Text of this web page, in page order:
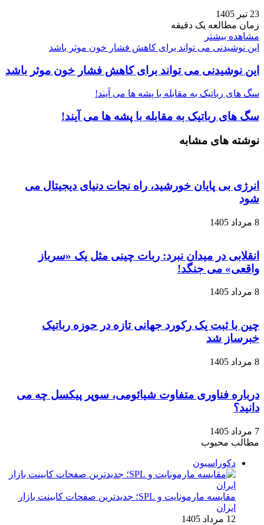
23 تیر 1405
زمان مطالعه یک دقیقه
مشاهده بیشتر
این نوشیدنی می تواند برای کاهش فشار خون موثر باشد
این نوشیدنی می تواند برای کاهش فشار خون موثر باشد
سگ‌ های رباتیک به مقابله با پشه‌ ها می آیند!
سگ‌ های رباتیک به مقابله با پشه‌ ها می آیند!
نوشته های مشابه
انرژی بی‌ پایان خورشید، راه نجات دنیای دیجیتال می
شود
8 مرداد 1405
انقلابی در میدان نبرد: ربات چینی مثل یک «سرباز
واقعی» می‌ جنگد!
8 مرداد 1405
چین با ثبت یک رکورد جهانی تازه در حوزه رباتیک
خبرساز شد
8 مرداد 1405
درباره فناوری متفاوت شیائومی، سوپر پیکسل چه می
دانید؟
7 مرداد 1405
مطالب محبوب
دکوراسیون
مقایسه مارمونایت و SPL؛ جدیدترین صفحات کابینت بازار
ایران
12 مرداد 1405